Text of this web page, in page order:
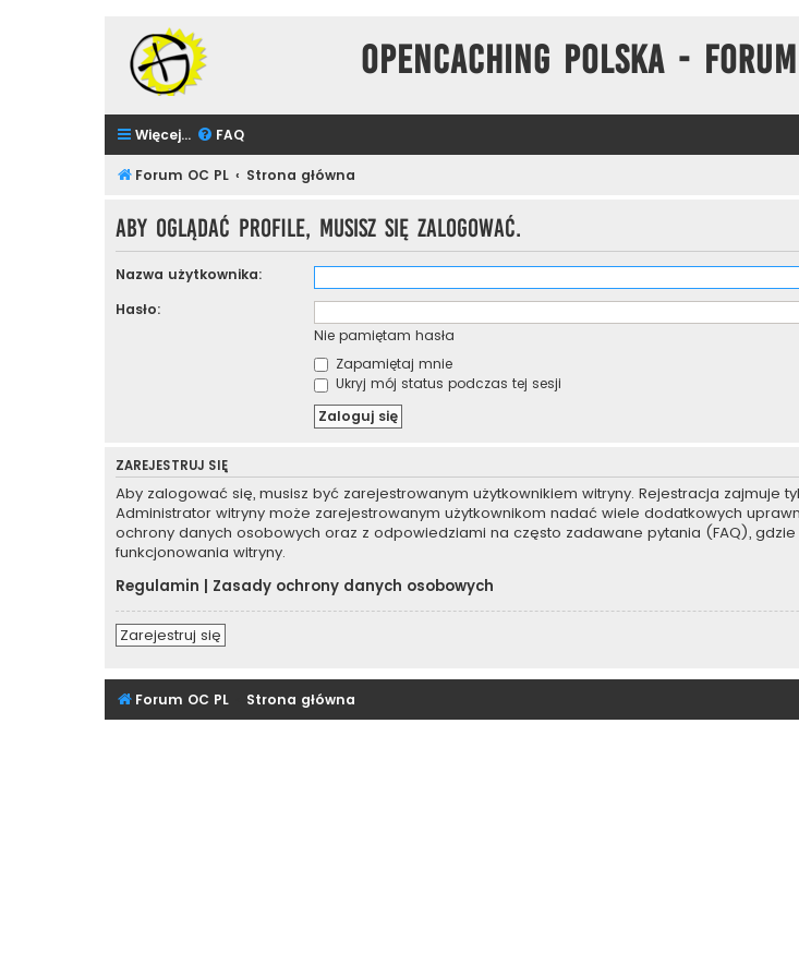
Opencaching Polska - Forum
Więcej… FAQ
Forum OC PL Strona główna
Aby oglądać profile, musisz się zalogować.
Nazwa użytkownika:
Hasło:
Nie pamiętam hasła
Zapamiętaj mnie
Ukryj mój status podczas tej sesji
ZAREJESTRUJ SIĘ
Aby zalogować się, musisz być zarejestrowanym użytkownikiem witryny. Rejestracja zajmuje
Administrator witryny może zarejestrowanym użytkownikom nadać wiele dodatkowych
ochrony danych osobowych oraz z odpowiedziami na często zadawane pytania (FAQ),
funkcjonowania witryny.
Regulamin
Zasady ochrony danych osobowych
Zarejestruj się
Forum OC PL Strona główna